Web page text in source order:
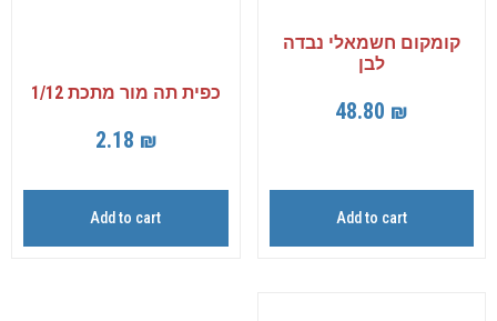
קומקום חשמאלי נבדה
לבן
48.80 ₪
Add to cart
כפית תה מור מתכת 1/12
2.18 ₪
Add to cart